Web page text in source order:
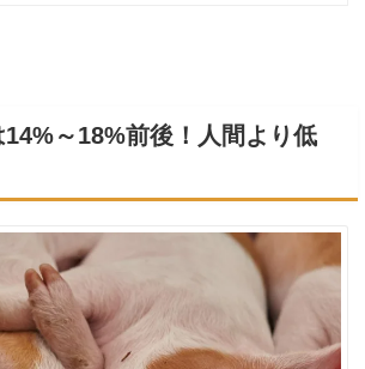
～18%前後！人間より低